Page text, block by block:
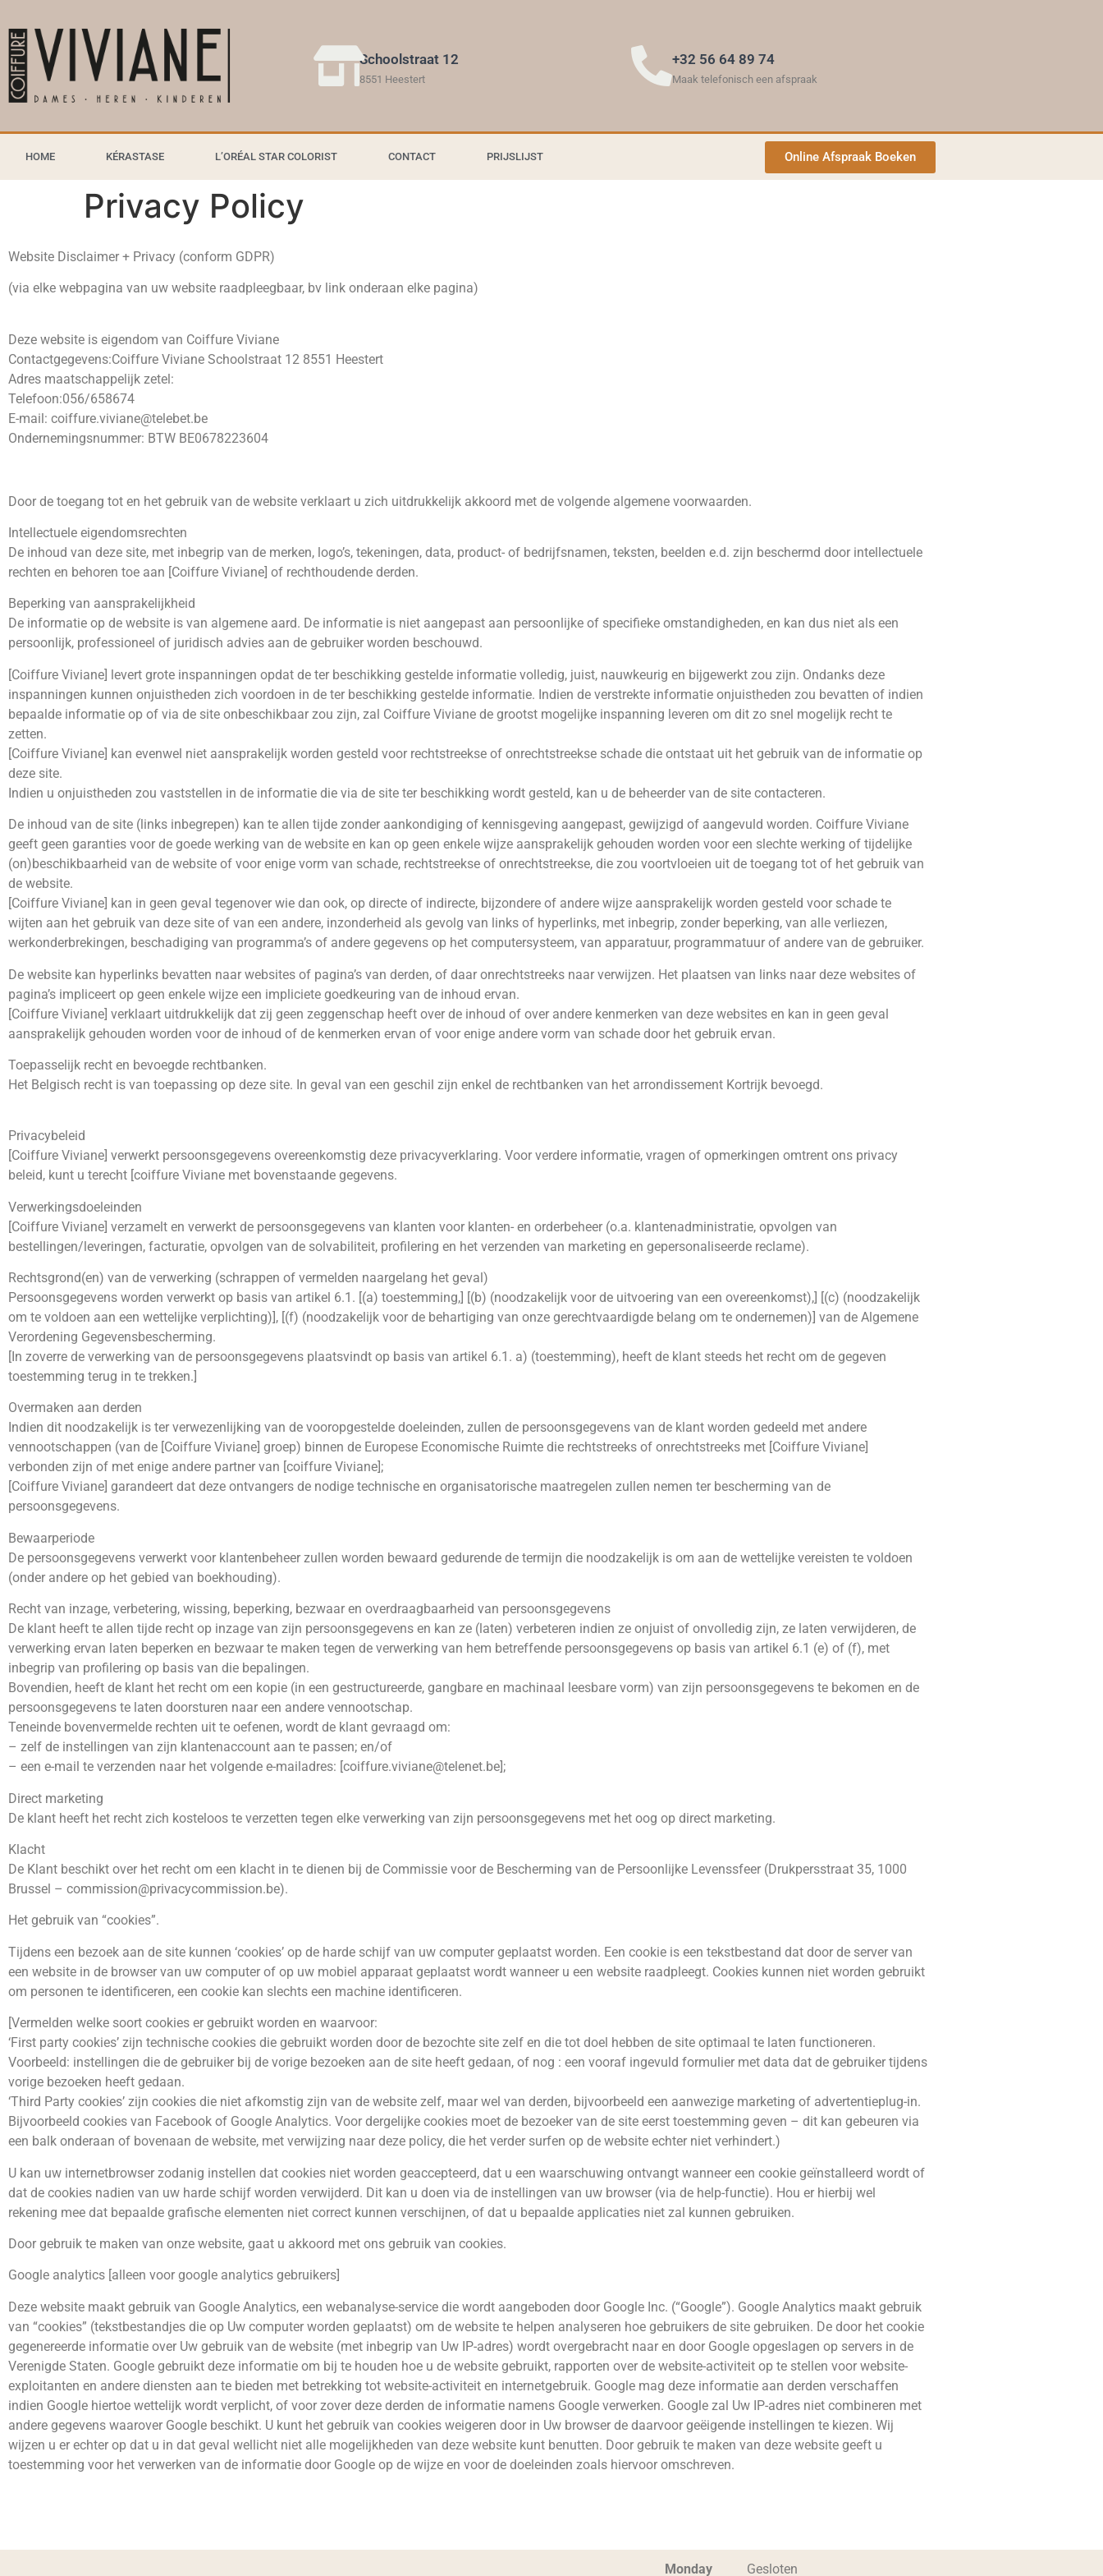
Schoolstraat 12
8551 Heestert
+32 56 64 89 74
Maak telefonisch een afspraak
HOME KÉRASTASE L’ORÉAL STAR COLORIST CONTACT PRIJSLIJST Online Afspraak Boeken
Privacy Policy
Website Disclaimer + Privacy (conform GDPR)
(via elke webpagina van uw website raadpleegbaar, bv link onderaan elke pagina)
Deze website is eigendom van Coiffure Viviane
Contactgegevens:Coiffure Viviane Schoolstraat 12 8551 Heestert
Adres maatschappelijk zetel:
Telefoon:056/658674
E-mail: coiffure.viviane@telebet.be
Ondernemingsnummer: BTW BE0678223604
Door de toegang tot en het gebruik van de website verklaart u zich uitdrukkelijk akkoord met de volgende algemene voorwaarden.
Intellectuele eigendomsrechten
De inhoud van deze site, met inbegrip van de merken, logo’s, tekeningen, data, product- of bedrijfsnamen, teksten, beelden e.d. zijn beschermd door intellectuele
rechten en behoren toe aan [Coiffure Viviane] of rechthoudende derden.
Beperking van aansprakelijkheid
De informatie op de website is van algemene aard. De informatie is niet aangepast aan persoonlijke of specifieke omstandigheden, en kan dus niet als een
persoonlijk, professioneel of juridisch advies aan de gebruiker worden beschouwd.
[Coiffure Viviane] levert grote inspanningen opdat de ter beschikking gestelde informatie volledig, juist, nauwkeurig en bijgewerkt zou zijn. Ondanks deze
inspanningen kunnen onjuistheden zich voordoen in de ter beschikking gestelde informatie. Indien de verstrekte informatie onjuistheden zou bevatten of indien
bepaalde informatie op of via de site onbeschikbaar zou zijn, zal Coiffure Viviane de grootst mogelijke inspanning leveren om dit zo snel mogelijk recht te
zetten.
[Coiffure Viviane] kan evenwel niet aansprakelijk worden gesteld voor rechtstreekse of onrechtstreekse schade die ontstaat uit het gebruik van de informatie op
deze site.
Indien u onjuistheden zou vaststellen in de informatie die via de site ter beschikking wordt gesteld, kan u de beheerder van de site contacteren.
De inhoud van de site (links inbegrepen) kan te allen tijde zonder aankondiging of kennisgeving aangepast, gewijzigd of aangevuld worden. Coiffure Viviane
geeft geen garanties voor de goede werking van de website en kan op geen enkele wijze aansprakelijk gehouden worden voor een slechte werking of tijdelijke
(on)beschikbaarheid van de website of voor enige vorm van schade, rechtstreekse of onrechtstreekse, die zou voortvloeien uit de toegang tot of het gebruik van
de website.
[Coiffure Viviane] kan in geen geval tegenover wie dan ook, op directe of indirecte, bijzondere of andere wijze aansprakelijk worden gesteld voor schade te
wijten aan het gebruik van deze site of van een andere, inzonderheid als gevolg van links of hyperlinks, met inbegrip, zonder beperking, van alle verliezen,
werkonderbrekingen, beschadiging van programma’s of andere gegevens op het computersysteem, van apparatuur, programmatuur of andere van de gebruiker.
De website kan hyperlinks bevatten naar websites of pagina’s van derden, of daar onrechtstreeks naar verwijzen. Het plaatsen van links naar deze websites of
pagina’s impliceert op geen enkele wijze een impliciete goedkeuring van de inhoud ervan.
[Coiffure Viviane] verklaart uitdrukkelijk dat zij geen zeggenschap heeft over de inhoud of over andere kenmerken van deze websites en kan in geen geval
aansprakelijk gehouden worden voor de inhoud of de kenmerken ervan of voor enige andere vorm van schade door het gebruik ervan.
Toepasselijk recht en bevoegde rechtbanken.
Het Belgisch recht is van toepassing op deze site. In geval van een geschil zijn enkel de rechtbanken van het arrondissement Kortrijk bevoegd.
Privacybeleid
[Coiffure Viviane] verwerkt persoonsgegevens overeenkomstig deze privacyverklaring. Voor verdere informatie, vragen of opmerkingen omtrent ons privacy
beleid, kunt u terecht [coiffure Viviane met bovenstaande gegevens.
Verwerkingsdoeleinden
[Coiffure Viviane] verzamelt en verwerkt de persoonsgegevens van klanten voor klanten- en orderbeheer (o.a. klantenadministratie, opvolgen van
bestellingen/leveringen, facturatie, opvolgen van de solvabiliteit, profilering en het verzenden van marketing en gepersonaliseerde reclame).
Rechtsgrond(en) van de verwerking (schrappen of vermelden naargelang het geval)
Persoonsgegevens worden verwerkt op basis van artikel 6.1. [(a) toestemming,] [(b) (noodzakelijk voor de uitvoering van een overeenkomst),] [(c) (noodzakelijk
om te voldoen aan een wettelijke verplichting)], [(f) (noodzakelijk voor de behartiging van onze gerechtvaardigde belang om te ondernemen)] van de Algemene
Verordening Gegevensbescherming.
[In zoverre de verwerking van de persoonsgegevens plaatsvindt op basis van artikel 6.1. a) (toestemming), heeft de klant steeds het recht om de gegeven
toestemming terug in te trekken.]
Overmaken aan derden
Indien dit noodzakelijk is ter verwezenlijking van de vooropgestelde doeleinden, zullen de persoonsgegevens van de klant worden gedeeld met andere
vennootschappen (van de [Coiffure Viviane] groep) binnen de Europese Economische Ruimte die rechtstreeks of onrechtstreeks met [Coiffure Viviane]
verbonden zijn of met enige andere partner van [coiffure Viviane];
[Coiffure Viviane] garandeert dat deze ontvangers de nodige technische en organisatorische maatregelen zullen nemen ter bescherming van de
persoonsgegevens.
Bewaarperiode
De persoonsgegevens verwerkt voor klantenbeheer zullen worden bewaard gedurende de termijn die noodzakelijk is om aan de wettelijke vereisten te voldoen
(onder andere op het gebied van boekhouding).
Recht van inzage, verbetering, wissing, beperking, bezwaar en overdraagbaarheid van persoonsgegevens
De klant heeft te allen tijde recht op inzage van zijn persoonsgegevens en kan ze (laten) verbeteren indien ze onjuist of onvolledig zijn, ze laten verwijderen, de
verwerking ervan laten beperken en bezwaar te maken tegen de verwerking van hem betreffende persoonsgegevens op basis van artikel 6.1 (e) of (f), met
inbegrip van profilering op basis van die bepalingen.
Bovendien, heeft de klant het recht om een kopie (in een gestructureerde, gangbare en machinaal leesbare vorm) van zijn persoonsgegevens te bekomen en de
persoonsgegevens te laten doorsturen naar een andere vennootschap.
Teneinde bovenvermelde rechten uit te oefenen, wordt de klant gevraagd om:
– zelf de instellingen van zijn klantenaccount aan te passen; en/of
– een e-mail te verzenden naar het volgende e-mailadres: [coiffure.viviane@telenet.be ];
Direct marketing
De klant heeft het recht zich kosteloos te verzetten tegen elke verwerking van zijn persoonsgegevens met het oog op direct marketing.
Klacht
De Klant beschikt over het recht om een klacht in te dienen bij de Commissie voor de Bescherming van de Persoonlijke Levenssfeer (Drukpersstraat 35, 1000
Brussel – commission@privacycommission.be).
Het gebruik van “cookies”.
Tijdens een bezoek aan de site kunnen ‘cookies’ op de harde schijf van uw computer geplaatst worden. Een cookie is een tekstbestand dat door de server van
een website in de browser van uw computer of op uw mobiel apparaat geplaatst wordt wanneer u een website raadpleegt. Cookies kunnen niet worden gebruikt
om personen te identificeren, een cookie kan slechts een machine identificeren.
[Vermelden welke soort cookies er gebruikt worden en waarvoor:
‘First party cookies’ zijn technische cookies die gebruikt worden door de bezochte site zelf en die tot doel hebben de site optimaal te laten functioneren.
Voorbeeld: instellingen die de gebruiker bij de vorige bezoeken aan de site heeft gedaan, of nog : een vooraf ingevuld formulier met data dat de gebruiker tijdens
vorige bezoeken heeft gedaan.
‘Third Party cookies’ zijn cookies die niet afkomstig zijn van de website zelf, maar wel van derden, bijvoorbeeld een aanwezige marketing of advertentieplug-in.
Bijvoorbeeld cookies van Facebook of Google Analytics. Voor dergelijke cookies moet de bezoeker van de site eerst toestemming geven – dit kan gebeuren via
een balk onderaan of bovenaan de website, met verwijzing naar deze policy, die het verder surfen op de website echter niet verhindert.)
U kan uw internetbrowser zodanig instellen dat cookies niet worden geaccepteerd, dat u een waarschuwing ontvangt wanneer een cookie geïnstalleerd wordt of
dat de cookies nadien van uw harde schijf worden verwijderd. Dit kan u doen via de instellingen van uw browser (via de help-functie). Hou er hierbij wel
rekening mee dat bepaalde grafische elementen niet correct kunnen verschijnen, of dat u bepaalde applicaties niet zal kunnen gebruiken.
Door gebruik te maken van onze website, gaat u akkoord met ons gebruik van cookies.
Google analytics [alleen voor google analytics gebruikers]
Deze website maakt gebruik van Google Analytics, een webanalyse-service die wordt aangeboden door Google Inc. (“Google”). Google Analytics maakt gebruik
van “cookies” (tekstbestandjes die op Uw computer worden geplaatst) om de website te helpen analyseren hoe gebruikers de site gebruiken. De door het cookie
gegenereerde informatie over Uw gebruik van de website (met inbegrip van Uw IP-adres) wordt overgebracht naar en door Google opgeslagen op servers in de
Verenigde Staten. Google gebruikt deze informatie om bij te houden hoe u de website gebruikt, rapporten over de website-activiteit op te stellen voor website-
exploitanten en andere diensten aan te bieden met betrekking tot website-activiteit en internetgebruik. Google mag deze informatie aan derden verschaffen
indien Google hiertoe wettelijk wordt verplicht, of voor zover deze derden de informatie namens Google verwerken. Google zal Uw IP-adres niet combineren met
andere gegevens waarover Google beschikt. U kunt het gebruik van cookies weigeren door in Uw browser de daarvoor geëigende instellingen te kiezen. Wij
wijzen u er echter op dat u in dat geval wellicht niet alle mogelijkheden van deze website kunt benutten. Door gebruik te maken van deze website geeft u
toestemming voor het verwerken van de informatie door Google op de wijze en voor de doeleinden zoals hiervoor omschreven.
Monday Gesloten